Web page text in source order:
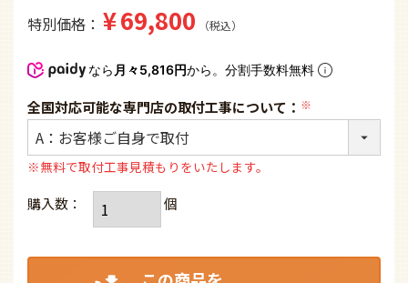
特別価格 ¥69,800 税込
なら 月々5,816円から。分割手数料無料
全国対応可能な専門店の取付工事について：
(必
※無料で取付工事見積もりをいたします。